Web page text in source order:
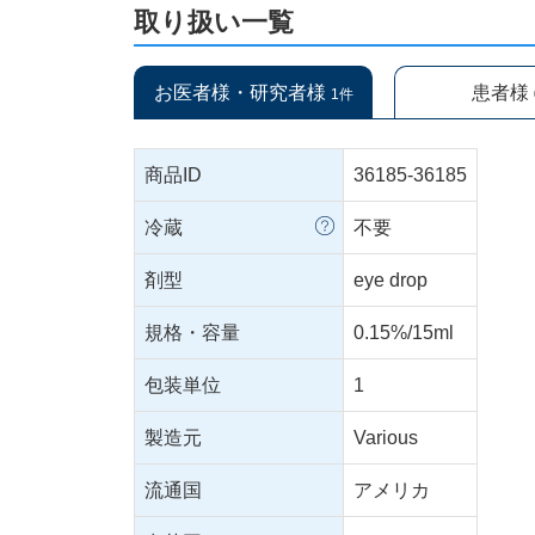
取り扱い一覧
お医者様・研究者様 1件 患者様
商品ID 36185-36185
冷蔵 不要
剤型 eye drop
規格・容量 0.15%/15ml
包装単位 1
製造元 Various
流通国 アメリカ